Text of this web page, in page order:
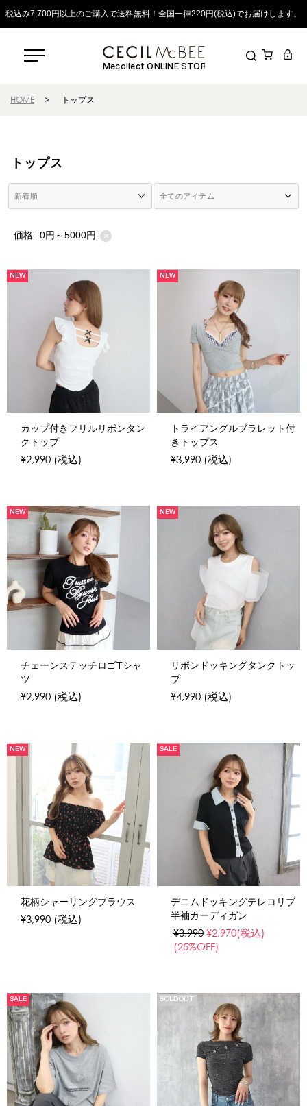
税込み7,700円以上のご購入で送料無料！全国一律220円(税込)でお届けします。
Mecollect ONLINE STORE
HOME > トップス
トップス
価格: 0円～5000円 ×
NEW
カップ付きフリルリボンタン
クトップ
¥2,990 (税込)
NEW
トライアングルブラレット付
きトップス
¥3,990 (税込)
NEW
チェーンステッチロゴTシャ
ツ
¥2,990 (税込)
NEW
リボンドッキングタンクトッ
プ
¥4,990 (税込)
NEW
花柄シャーリングブラウス
¥3,990 (税込)
SALE
デニムドッキングテレコリブ
半袖カーディガン
¥3,990 ¥2,970(税込)
(25%OFF)
SALE SOLDOUT